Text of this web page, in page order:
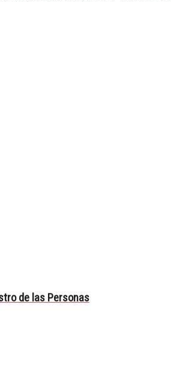
de las Personas